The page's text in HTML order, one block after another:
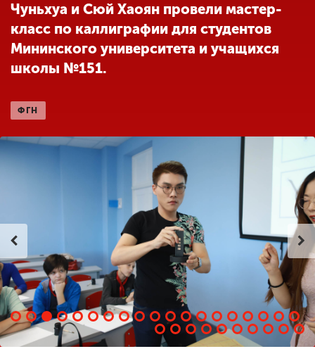
Студенческая жизнь
Сведения об
CHI
+7 (831) 262-26-20
Чуньхуа и Сюй Хаоян провели мастер-
класс по каллиграфии для студентов
Мининского университета и учащихся
школы №151.
ФГН